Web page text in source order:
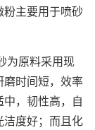
粉主要用于喷砂
原料采用现
时间短，效率
，韧性高，自
度好；而且化